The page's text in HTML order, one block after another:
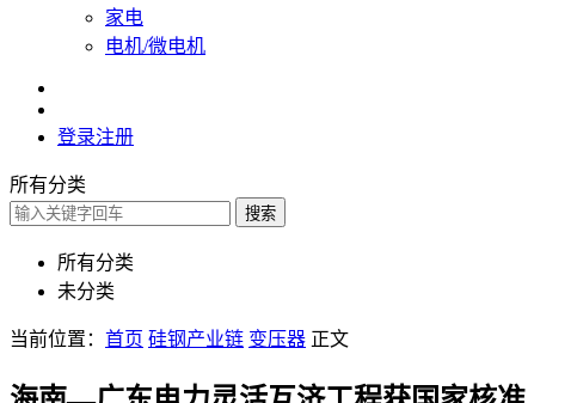
家电
电机/微电机
登录注册
所有分类
搜索
所有分类
未分类
当前位置： 首页 硅钢产业链 变压器 正文